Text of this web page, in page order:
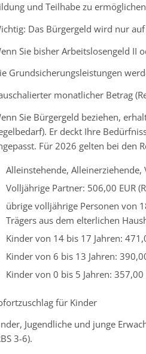
und Teilhabe zu
Das Bürgergeld wird nur
Sie bisher Arbeitslosengeld II
Grundsicherungsleistungen
monatlicher Betrag
Sie Bürgergeld beziehen,
Er deckt Ihre
Für 2026 gelten bei den
Alleinstehende,
Volljährige Partner: 506,00 EUR
übrige volljährige Personen von
Trägers aus dem elterlichen
Kinder von 14 bis 17 Jahren:
Kinder von 6 bis 13 Jahren:
Kinder von 0 bis 5 Jahren: 357,00
für Kinder
Jugendliche und junge
3-6).